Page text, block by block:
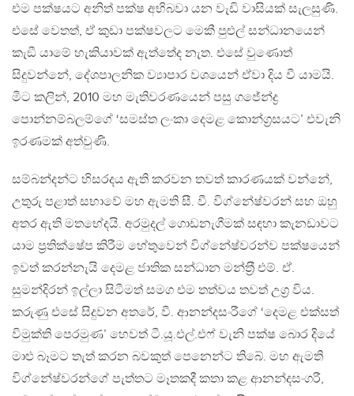
එම පක්ෂයට අනිත් පක්ෂ අභිබවා යන වැඩි වාසියක් සැලසුණි.
එසේ වෙතත්, ඒ කුඩා පක්ෂවලට මෙකී පුළුල් සන්ධානයෙන්
කැඞී යාමේ හැකියාවක් ඇත්තේද නැත. එසේ වුණොත්
සිදුවන්නේ, දේශපාලනික ව්‍යාපාර වශයෙන් ඒවා දිය වී යාමයි.
මීට කලින්, 2010 මහ මැතිවරණයෙන් පසු ගජේන්ද්‍ර
පොන්නම්බලම්ගේ ‘සමස්ත ලංකා දෙමළ කොන්ග‍්‍රසයට’ එවැනි
ඉරණමක් අත්වුණි.
සම්බන්දන්ට හිසරදය ඇති කරවන තවත් කාරණයක් වන්නේ,
උතුරු පළාත් සභාවේ මහ ඇමති සී. වී. විග්නේෂ්වරන් සහ ඔහු
අතර ඇති මතභේදයි. අරමුදල් ගොඩනැගීමක් සඳහා කැනඩාවට
යාම ප‍්‍රතික්ෂේප කිරීම හේතුවෙන් විග්නේෂ්වරන්ව පක්ෂයෙන්
ඉවත් කරන්නැයි දෙමළ ජාතික සන්ධාන මන්ත‍්‍රී එම්. ඒ.
සුමන්දිරන් ඉල්ලා සිටීමත් සමග එම තත්වය තවත් උග‍්‍ර විය.
කරුණු එසේ සිදුවන අතරේ, වී. ආනන්දසංරීගේ ‘දෙමළ එක්සත්
විමුක්ති පෙරමුණ’ හෙවත් ටී.යූ.එල්.එෆ් වැනි පක්ෂ බොර දියේ
මාළු බෑමට තැත් කරන බවකුත් පෙනෙන්ට තිබේ. මහ ඇමති
විග්නේෂ්වරන්ගේ පැත්තට මෑතකදී කතා කළ ආනන්දසංගරී,